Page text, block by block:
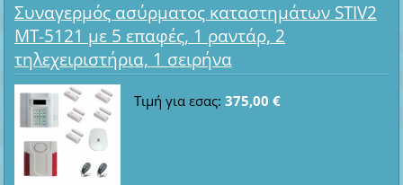
Συναγερμός ασύρματος καταστημάτων STIV2
MT-5121 με 5 επαφές, 1 ραντάρ, 2
τηλεχειριστήρια, 1 σειρήνα
Τιμή για εσας: 375,00 €